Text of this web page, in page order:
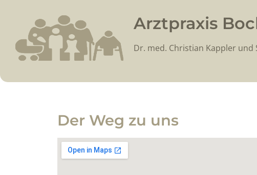
Arztpraxis
Dr. med. Christian Kappler und
Der Weg zu uns